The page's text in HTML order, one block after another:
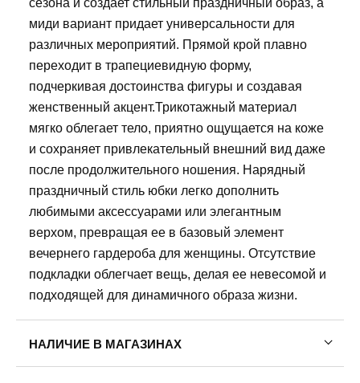
сезона и создает стильный праздничный образ, а
миди вариант придает универсальности для
различных мероприятий. Прямой крой плавно
переходит в трапециевидную форму,
подчеркивая достоинства фигуры и создавая
женственный акцент.Трикотажный материал
мягко облегает тело, приятно ощущается на коже
и сохраняет привлекательный внешний вид даже
после продолжительного ношения. Нарядный
праздничный стиль юбки легко дополнить
любимыми аксессуарами или элегантным
верхом, превращая ее в базовый элемент
вечернего гардероба для женщины. Отсутствие
подкладки облегчает вещь, делая ее невесомой и
подходящей для динамичного образа жизни.
НАЛИЧИЕ В МАГАЗИНАХ